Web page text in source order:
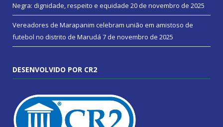
Negra: dignidade, respeito e equidade 20 de novembro de 2025
Vereadores de Marapanim celebram união em amistoso de
futebol no distrito de Marudá 7 de novembro de 2025
DESENVOLVIDO POR CR2